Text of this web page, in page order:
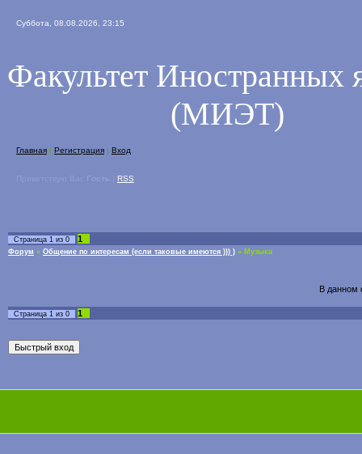
Суббота, 08.08.2026, 23:15
Факультет Иностранных
(МИЭТ)
Главная | Регистрация | Вход
RSS
Страница 1 из 0 1
Форум » Общение по интересам (если таковые имеются ))) ) » Музыка
В данном
Страница 1 из 0 1